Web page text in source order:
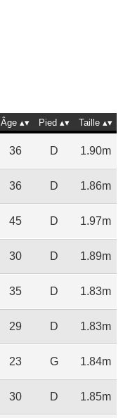
Âge Pied Taille
36 D 1.90m
36 D 1.86m
45 D 1.97m
30 D 1.89m
35 D 1.83m
29 D 1.83m
23 G 1.84m
30 D 1.85m